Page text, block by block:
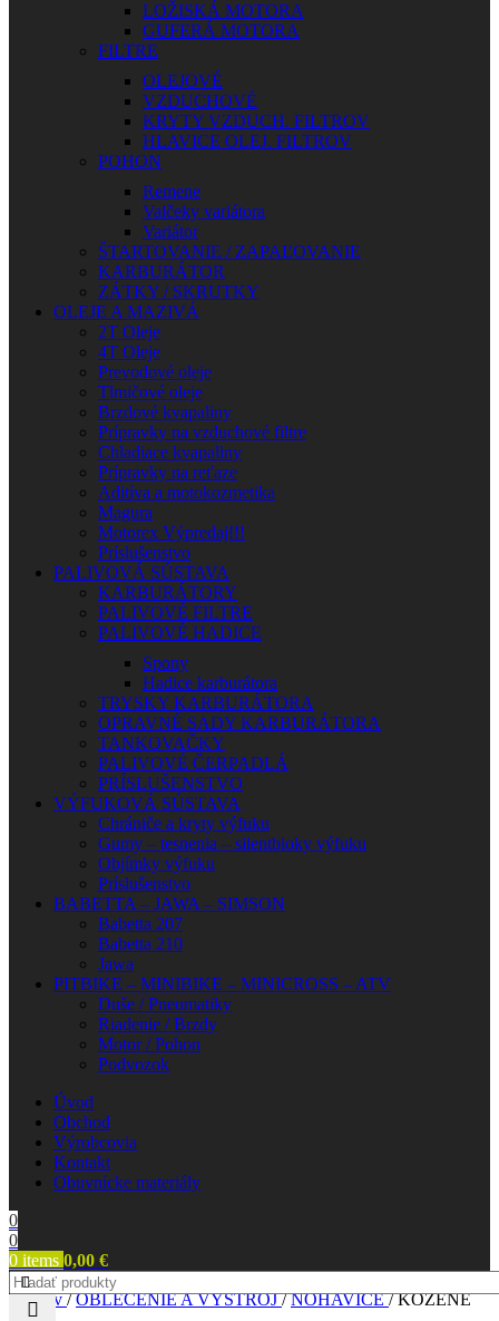
LOŽISKÁ MOTORA
GUFERÁ MOTORA
FILTRE
OLEJOVÉ
VZDUCHOVÉ
KRYTY VZDUCH. FILTROV
HLAVICE OLEJ. FILTROV
POHON
Remene
Valčeky variátora
Variátor
ŠTARTOVANIE / ZAPAĽOVANIE
KARBURÁTOR
ZÁTKY / SKRUTKY
OLEJE A MAZIVÁ
2T Oleje
4T Oleje
Prevodové oleje
Tlmičové oleje
Brzdové kvapaliny
Prípravky na vzduchové filtre
Chladiace kvapaliny
Prípravky na reťaze
Aditíva a motokozmetika
Magura
Motorex Výpredaj!!!
Príslušenstvo
PALIVOVÁ SÚSTAVA
KARBURÁTORY
PALIVOVÉ FILTRE
PALIVOVÉ HADICE
Spony
Hadice karburátora
TRYSKY KARBURÁTORA
OPRAVNÉ SADY KARBURÁTORA
TANKOVAČKY
PALIVOVÉ ČERPADLÁ
PRÍSLUŠENSTVO
VÝFUKOVÁ SÚSTAVA
Chrániče a kryty výfuku
Gumy – tesnenia – silentbloky výfuku
Objímky výfuku
Príslušenstvo
BABETTA – JAWA – SIMSON
Babetta 207
Babetta 210
Jawa
PITBIKE – MINIBIKE – MINICROSS – ATV
Duše / Pneumatiky
Riadenie / Brzdy
Motor / Pohon
Podvozok
Úvod
Obchod
Výrobcovia
Kontakt
Obuvnícke materiály
0
0
0 items 0,00 €
Domov/ OBLEČENIE A VÝSTROJ/ NOHAVICE/ KOŽENÉ